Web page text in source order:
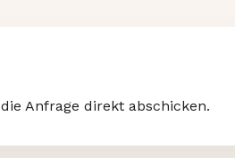
Anfrage direkt abschicken.